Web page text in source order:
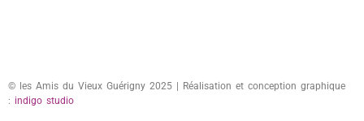
© les Amis du Vieux Guérigny 2025 | Réalisation et conception graphique
: indigo studio